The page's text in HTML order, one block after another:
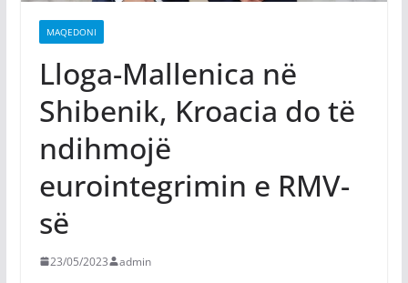
MAQEDONI
Lloga-Mallenica në
Shibenik, Kroacia do të
ndihmojë
eurointegrimin e RMV-
së
23/05/2023 admin